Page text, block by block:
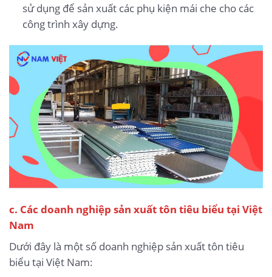
sử dụng để sản xuất các phụ kiện mái che cho các
công trình xây dựng.
c. Các doanh nghiệp sản xuất tôn tiêu biểu tại Việt
Nam
Dưới đây là một số doanh nghiệp sản xuất tôn tiêu
biểu tại Việt Nam: